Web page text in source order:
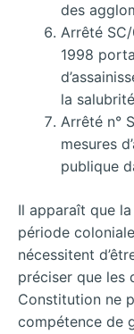
des
Arrêté
1998
la
Arrêté n°
mesures
publique
Il apparaît que
période
nécessitent
préciser que les
Constitution ne
compétence de